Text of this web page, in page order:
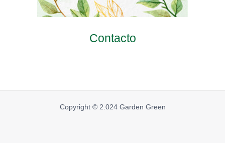
Contacto
Copyright © 2.024 Garden Green